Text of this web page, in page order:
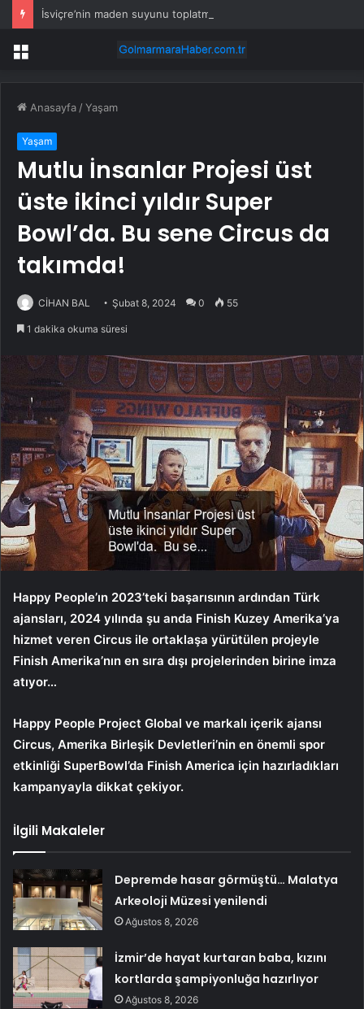
Menü
Anasayfa /Yaşam
Yaşam
Mutlu İnsanlar Projesi üst
üste ikinci yıldır Super
Bowl’da. Bu sene Circus da
takımda!
CİHAN BAL Şubat 8, 2024 0 55
1 dakika okuma süresi
Happy People’ın 2023’teki başarısının ardından Türk
ajansları, 2024 yılında şu anda Finish Kuzey Amerika’ya
hizmet veren Circus ile ortaklaşa yürütülen projeyle
Finish Amerika’nın en sıra dışı projelerinden birine imza
atıyor…
Happy People Project Global ve markalı içerik ajansı
Circus, Amerika Birleşik Devletleri’nin en önemli spor
etkinliği SuperBowl’da Finish America için hazırladıkları
kampanyayla dikkat çekiyor.
İlgili Makaleler
Depremde hasar görmüştü… Malatya
Arkeoloji Müzesi yenilendi
Ağustos 8, 2026
İzmir’de hayat kurtaran baba, kızını
kortlarda şampiyonluğa hazırlıyor
Ağustos 8, 2026